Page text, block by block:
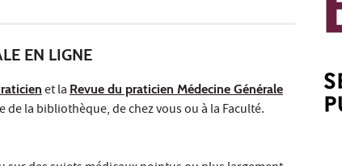
EN LIGNE
et la Revue du praticien Médecine Générale
de la bibliothèque, de chez vous ou à la Faculté.